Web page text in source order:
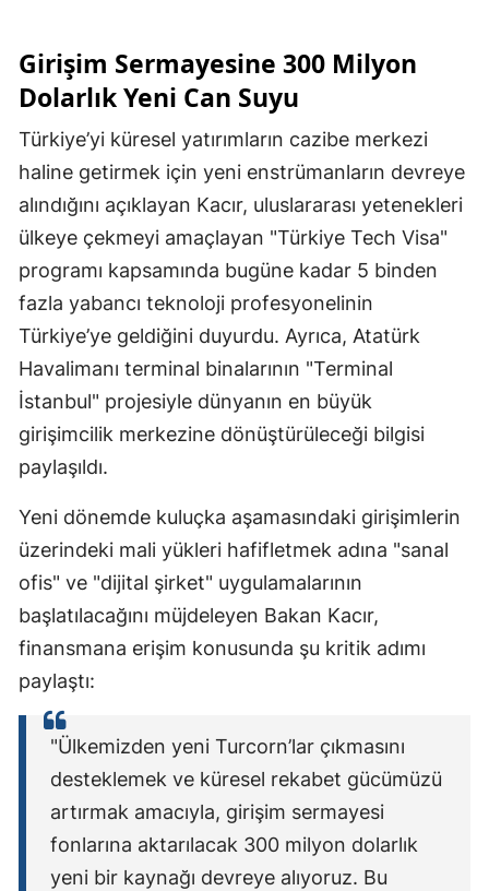
Girişim Sermayesine 300 Milyon
Dolarlık Yeni Can Suyu
Türkiye’yi küresel yatırımların cazibe merkezi
haline getirmek için yeni enstrümanların devreye
alındığını açıklayan Kacır, uluslararası yetenekleri
ülkeye çekmeyi amaçlayan "Türkiye Tech Visa"
programı kapsamında bugüne kadar 5 binden
fazla yabancı teknoloji profesyonelinin
Türkiye’ye geldiğini duyurdu. Ayrıca, Atatürk
Havalimanı terminal binalarının "Terminal
İstanbul" projesiyle dünyanın en büyük
girişimcilik merkezine dönüştürüleceği bilgisi
paylaşıldı.
Yeni dönemde kuluçka aşamasındaki girişimlerin
üzerindeki mali yükleri hafifletmek adına "sanal
ofis" ve "dijital şirket" uygulamalarının
başlatılacağını müjdeleyen Bakan Kacır,
finansmana erişim konusunda şu kritik adımı
paylaştı:
"Ülkemizden yeni Turcorn’lar çıkmasını
desteklemek ve küresel rekabet gücümüzü
artırmak amacıyla, girişim sermayesi
fonlarına aktarılacak 300 milyon dolarlık
yeni bir kaynağı devreye alıyoruz. Bu